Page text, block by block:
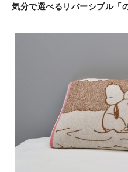
気分で選べるリバーシブル「